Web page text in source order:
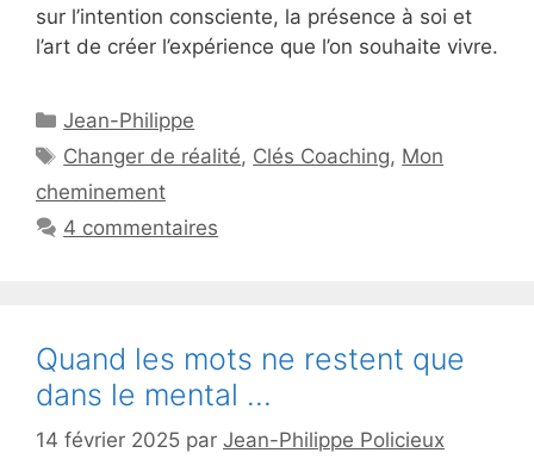
sur l’intention consciente, la présence à soi et
l’art de créer l’expérience que l’on souhaite vivre.
Catégories
Jean-Philippe
Étiquettes
Changer de réalité, Clés Coaching, Mon
cheminement
4 commentaires
Quand les mots ne restent que
dans le mental …
14 février 2025 par Jean-Philippe Policieux